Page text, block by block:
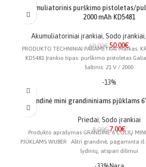
Akumuliatorinis purškimo pistoletas/
2000 mAh KD5481
Akumuliatoriniai įrankiai, Sodo įrankiai,
60.00€ 50.00€
PRODUKTO TECHNINIAI PARAMETRAI Markas:
KD5481 Įrankio tipas: purškimo pistoletas
šaltinis: 21 V / 2000
-13%
Grandinė mini grandininiams pjūklams
Priedai, Sodo įrankiai
8.00€ 7.00€
Produkto aprašymas GRANDINĖ 6 COLIŲ
PJŪKLAMS WUBER Aštri grandinė, pagaminta
lydinių, atspari dilimui